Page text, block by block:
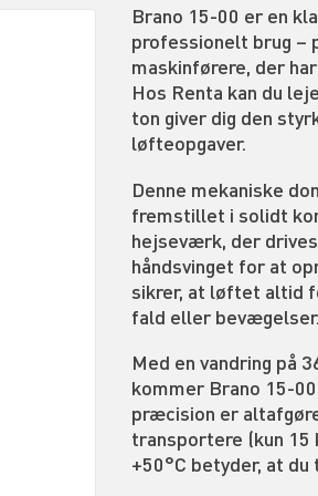
Brano 15-00 er en
professionelt brug –
maskinførere, der
Hos Renta kan du
ton giver dig den
løfteopgaver.
Denne mekaniske
fremstillet i solidt
hejseværk, der
håndsvinget for at
sikrer, at løftet altid
fald eller bevægelser.
Med en vandring på
kommer Brano 15-
præcision er
transportere (kun
+50°C betyder, at